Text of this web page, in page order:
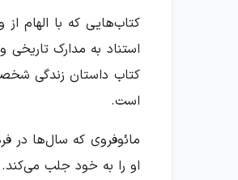
کتاب‌هایی که با الهام
استناد به مدارک
کتاب داستان زندگی
است.
مائوفروی که سال‌ها در
او را به خود جلب می‌کند.